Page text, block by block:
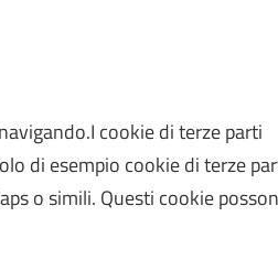
cookie di terze parti
di esempio cookie di terze
o simili. Questi cookie